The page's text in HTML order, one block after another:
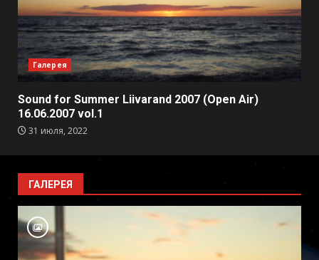
Галерея
Sound for Summer Liivarand 2007 (Open Air)
16.06.2007 vol.1
31 июля, 2022
ГАЛЕРЕЯ